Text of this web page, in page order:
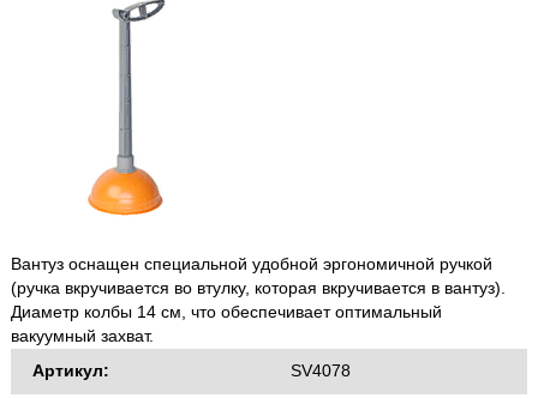
Вантуз оснащен специальной удобной эргономичной ручкой
(ручка вкручивается во втулку, которая вкручивается в вантуз).
Диаметр колбы 14 см, что обеспечивает оптимальный
вакуумный захват.
Артикул:
SV4078